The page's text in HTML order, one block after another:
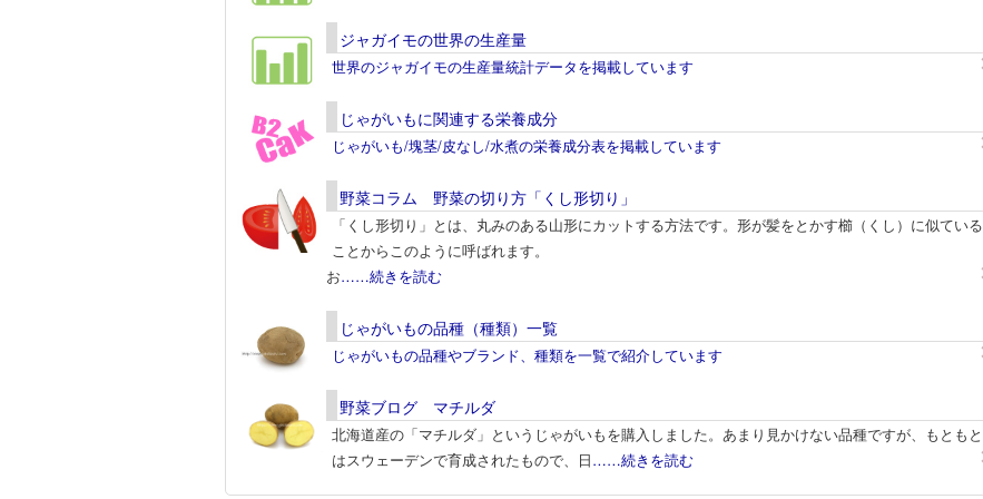
ジャガイモの世界の生産量
世界のジャガイモの生産量統計データを掲載しています
じゃがいもに関連する栄養成分
じゃがいも/塊茎/皮なし/水煮の栄養成分表を掲載しています
野菜コラム 野菜の切り方「くし形切り」
「くし形切り」とは、丸みのある山形にカットする方法です。形が髪をとかす櫛（くし）に似ている
ことからこのように呼ばれます。
お……続きを読む
じゃがいもの品種（種類）一覧
じゃがいもの品種やブランド、種類を一覧で紹介しています
野菜ブログ マチルダ
北海道産の「マチルダ」というじゃがいもを購入しました。あまり見かけない品種ですが、もともと
はスウェーデンで育成されたもので、日……続きを読む